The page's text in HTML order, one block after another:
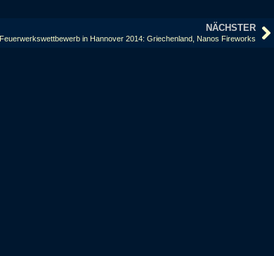
NÄCHSTER
Feuerwerkswettbewerb in Hannover 2014: Griechenland, Nanos Fireworks